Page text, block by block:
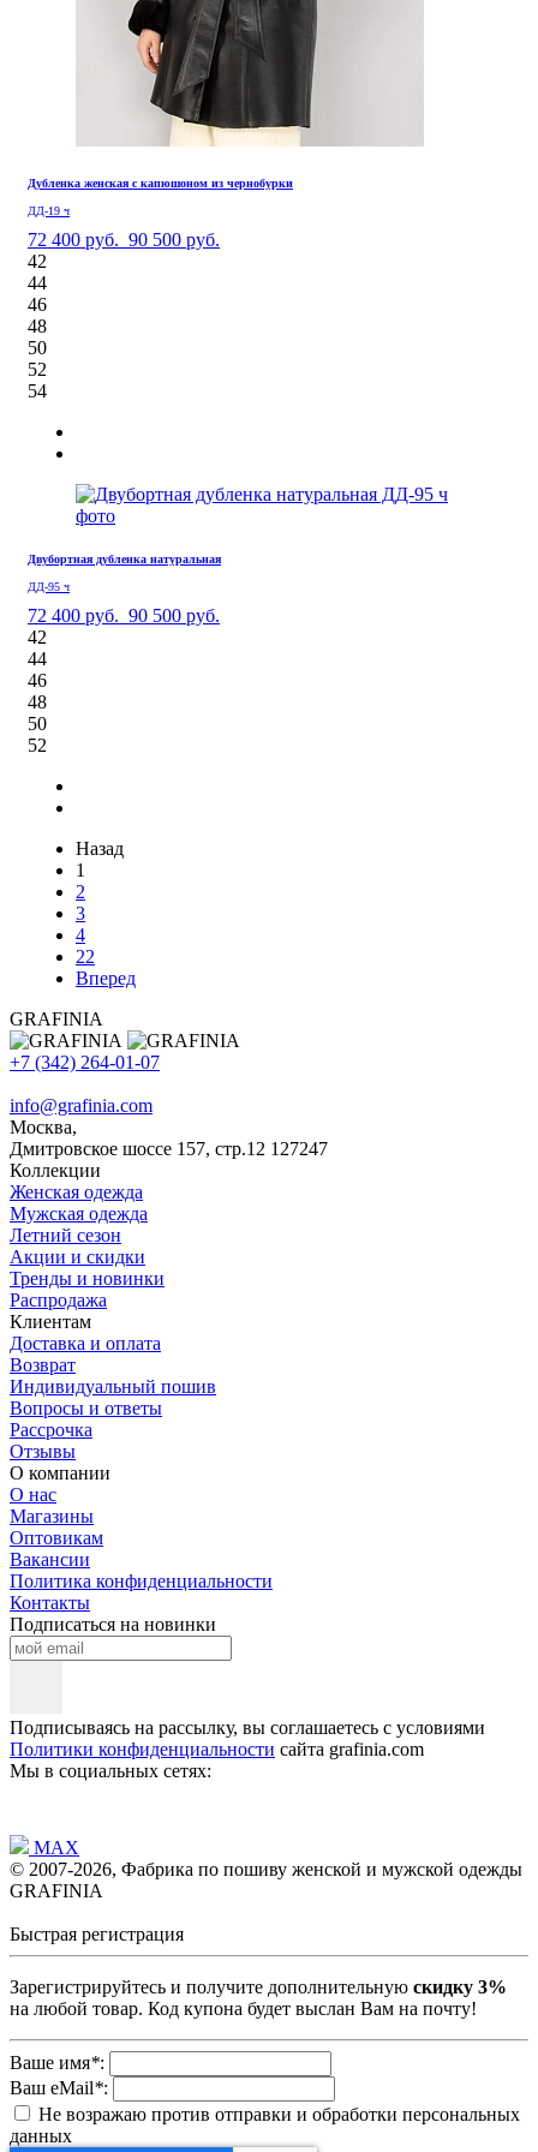
Дубленка женская с капюшоном из чернобурки
ДД-19 ч
72 400 руб. 90 500 руб.
42
44
46
48
50
52
54
Двубортная дубленка натуральная
ДД-95 ч
72 400 руб. 90 500 руб.
42
44
46
48
50
52
Назад
1
2
3
4
22
Вперед
GRAFINIA
+7 (342) 264-01-07
info@grafinia.com
Москва,
Дмитровское шоссе 157, стр.12 127247
Коллекции
Женская одежда
Мужская одежда
Летний сезон
Акции и скидки
Тренды и новинки
Распродажа
Клиентам
Доставка и оплата
Возврат
Индивидуальный пошив
Вопросы и ответы
Рассрочка
Отзывы
О компании
О нас
Магазины
Оптовикам
Вакансии
Политика конфиденциальности
Контакты
Подписаться на новинки
Подписываясь на рассылку, вы соглашаетесь с условиями
Политики конфиденциальности сайта grafinia.com
Мы в социальных сетях:
MAX
© 2007-2026, Фабрика по пошиву женской и мужской одежды
GRAFINIA
Быстрая регистрация
Зарегистрируйтесь и получите дополнительную скидку 3%
на любой товар. Код купона будет выслан Вам на почту!
Ваше имя*:
Ваш eMail*:
Не возражаю против отправки и обработки персональных
данных